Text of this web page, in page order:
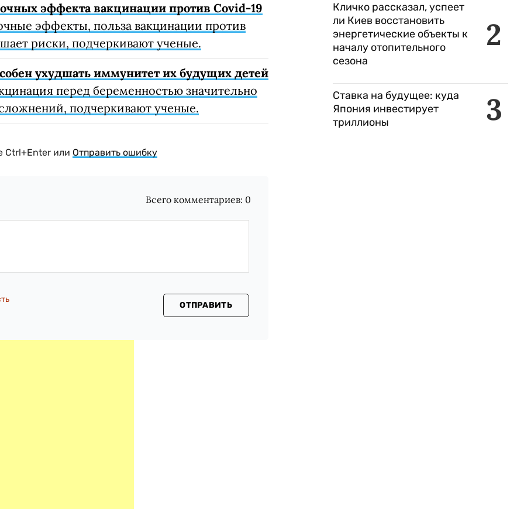
эффекта вакцинации против Covid-19
эффекты, польза вакцинации против
риски, подчеркивают ученые.
ухудшать иммунитет их будущих детей
перед беременностью значительно
подчеркивают ученые.
Ctrl+Enter или Отправить ошибку
Всего комментариев: 0
ОТПРАВИТЬ
2
Кличко рассказал, успеет
ли Киев восстановить
энергетические объекты к
началу отопительного
сезона
3
Ставка на будущее: куда
Япония инвестирует
триллионы